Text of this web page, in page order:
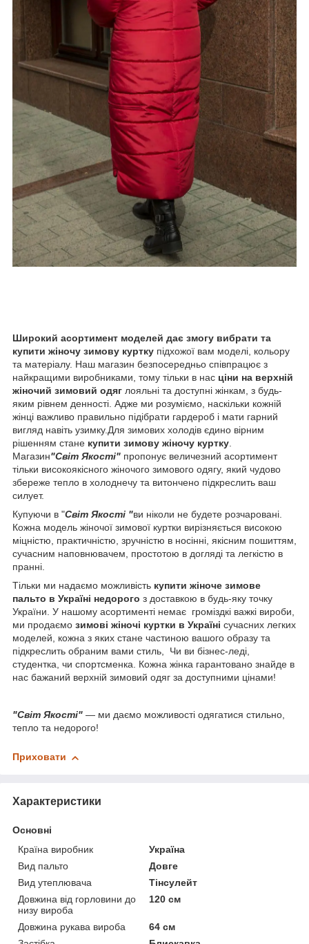
Широкий асортимент моделей дає змогу вибрати та
купити жіночу зимову куртку підхожої вам моделі, кольору
та матеріалу. Наш магазин безпосередньо співпрацює з
найкращими виробниками, тому тільки в нас ціни на верхній
жіночий зимовий одяг лояльні та доступні жінкам, з будь-
яким рівнем денності. Адже ми розуміємо, наскільки кожній
жінці важливо правильно підібрати гардероб і мати гарний
вигляд навіть узимку.Для зимових холодів єдино вірним
рішенням стане купити зимову жіночу куртку.
Магазин"Світ Якості" пропонує величезний асортимент
тільки високоякісного жіночого зимового одягу, який чудово
збереже тепло в холоднечу та витончено підкреслить ваш
силует.
Купуючи в "Світ Якості "ви ніколи не будете розчаровані.
Кожна модель жіночої зимової куртки вирізняється високою
міцністю, практичністю, зручністю в носінні, якісним пошиттям,
сучасним наповнювачем, простотою в догляді та легкістю в
пранні.
Тільки ми надаємо можливість купити жіноче зимове
пальто в Україні недорого з доставкою в будь-яку точку
України. У нашому асортименті немає громіздкі важкі вироби,
ми продаємо зимові жіночі куртки в Україні сучасних легких
моделей, кожна з яких стане частиною вашого образу та
підкреслить обраним вами стиль, Чи ви бізнес-леді,
студентка, чи спортсменка. Кожна жінка гарантовано знайде в
нас бажаний верхній зимовий одяг за доступними цінами!
"Світ Якості" — ми даємо можливості одягатися стильно,
тепло та недорого!
Приховати
Характеристики
Основні
Країна виробник
Україна
Вид пальто
Довге
Вид утеплювача
Тінсулейт
Довжина від горловини до
низу вироба
120 см
Довжина рукава вироба
64 см